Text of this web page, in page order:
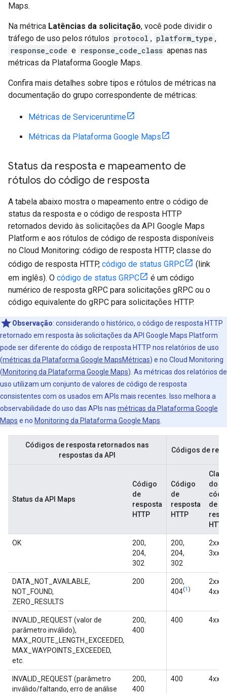
Maps.
Na métrica Latências da solicitação, você pode dividir o
tráfego de uso pelos rótulos protocol , platform_type ,
response_code e response_code_class apenas nas
métricas da Plataforma Google Maps.
Confira mais detalhes sobre tipos e rótulos de métricas na
documentação do grupo correspondente de métricas:
Métricas de Serviceruntime
Métricas da Plataforma Google Maps
Status da resposta e mapeamento de
rótulos do código de resposta
A tabela abaixo mostra o mapeamento entre o código de
status da resposta e o código de resposta HTTP
retornados devido às solicitações da API Google Maps
Platform e aos rótulos de código de resposta disponíveis
no Cloud Monitoring: código de resposta HTTP, classe do
código de resposta HTTP, código de status GRPC
(link
em inglês). O código de status GRPC
é um código
numérico de resposta gRPC para solicitações gRPC ou o
código equivalente do gRPC para solicitações HTTP.
Observação: considerando o histórico, o código de resposta HTTP
retornado em resposta às solicitações da API Google Maps Platform
pode ser diferente do código de resposta HTTP nos relatórios de uso
(métricas da Plataforma Google MapsMétricas) e no Cloud Monitoring
(Monitoring da Plataforma Google Maps). As métricas dos relatórios de
uso utilizam um conjunto de valores de código de resposta
consistentes com os usados em APIs mais recentes. Isso melhora a
observabilidade do uso das APIs nas métricas da Plataforma Google
Maps e no Monitoring da Plataforma Google Maps
Códigos de resposta retornados nas
respostas da API
Códigos de
Status da API Maps
Código
de
resposta
HTTP
Código
de
resposta
HTTP
do
de
HTTP
OK
200,
204,
302
200,
204,
302
2xx,
3xx
DATA_NOT_AVAILABLE,
NOT_FOUND,
ZERO_RESULTS
200
200,
404(1 )
2xx,
4xx
INVALID_REQUEST (valor de
parâmetro inválido),
MAX_ROUTE_LENGTH_EXCEEDED,
MAX_WAYPOINTS_EXCEEDED,
etc.
200,
400
400 4xx
INVALID_REQUEST (parâmetro
inválido/faltando, erro de análise
200,
400
400 4xx